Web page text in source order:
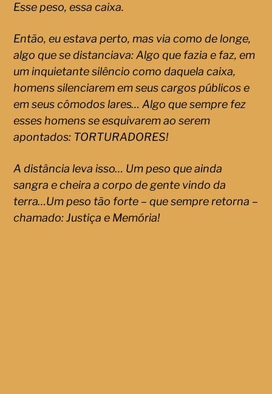
Esse peso, essa caixa.
Então, eu estava perto, mas via como de longe,
algo que se distanciava: Algo que fazia e faz, em
um inquietante silêncio como daquela caixa,
homens silenciarem em seus cargos públicos e
em seus cômodos lares… Algo que sempre fez
esses homens se esquivarem ao serem
apontados: TORTURADORES!
A distância leva isso… Um peso que ainda
sangra e cheira a corpo de gente vindo da
terra…Um peso tão forte – que sempre retorna –
chamado: Justiça e Memória!